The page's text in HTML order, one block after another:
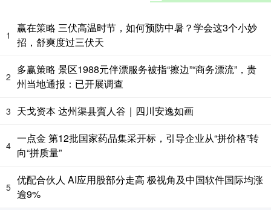
1
赢在策略 三伏高温时节，如何预防中暑？学会这3个小妙
招，舒爽度过三伏天
2
多赢策略 景区1988元伴漂服务被指“擦边”“商务漂流”，贵
州当地通报：已开展调查
3 天戈资本 达州渠县賨人谷｜四川安逸如画
4
一点金 第12批国家药品集采开标，引导企业从“拼价格”转
向“拼质量”
5
优配合伙人 AI应用股部分走高 极视角及中国软件国际均涨
逾9%